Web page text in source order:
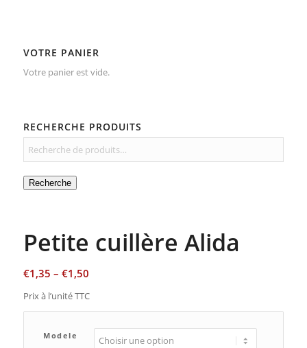
VOTRE PANIER
Votre panier est vide.
RECHERCHE PRODUITS
Recherche
Petite cuillère Alida
€1,35 – €1,50
Prix à l’unité TTC
Modele